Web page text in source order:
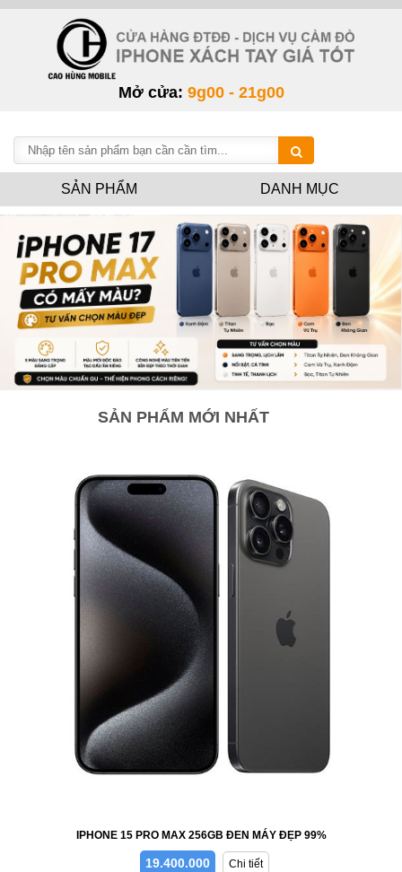
Mở cửa: 9g00 - 21g00
SẢN PHẨM DANH MỤC
SẢN PHẨM MỚI NHẤT
IPHONE 15 PRO MAX 256GB ĐEN MÁY ĐẸP 99%
19.400.000 Chi tiết